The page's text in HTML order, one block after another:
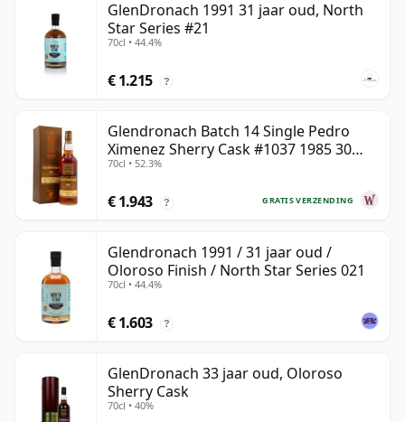
GlenDronach 1991 31 jaar oud, North
Star Series #21
70cl • 44.4%
€ 1.215 ?
Glendronach Batch 14 Single Pedro
Ximenez Sherry Cask #1037 1985 30
jaar oud
70cl • 52.3%
GRATIS VERZENDING
€ 1.943 ?
Glendronach 1991 / 31 jaar oud /
Oloroso Finish / North Star Series 021
70cl • 44.4%
€ 1.603 ?
GlenDronach 33 jaar oud, Oloroso
Sherry Cask
70cl • 40%